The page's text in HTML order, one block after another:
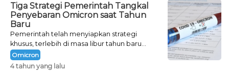
Tiga Strategi Pemerintah Tangkal
Penyebaran Omicron saat Tahun
Baru
Pemerintah telah menyiapkan strategi
khusus, terlebih di masa libur tahun baru
seperti saat ini.
Omicron
4 tahun yang lalu